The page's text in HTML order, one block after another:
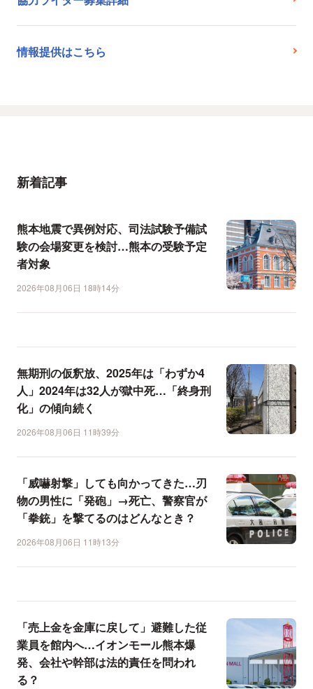
情報提供はこちら
新着記事
熊本地震で異例対応、司法試験予備試
験の会場変更を検討…熊本の受験予定
者対象
2026年08月06日 18時14分
無期刑の仮釈放、2025年は「わずか4
人」2024年は32人が獄中死…「終身刑
化」の傾向続く
2026年08月06日 11時39分
「威嚇射撃」しても向かってきた…刃
物の男性に「発砲」→死亡、警察官が
「拳銃」を撃てるのはどんなとき？
2026年08月06日 11時13分
「売上金を金庫に戻して」避難した従
業員を館内へ…イオンモール熊本爆
発、会社や幹部は法的責任を問われ
る？